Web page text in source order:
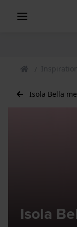
Inspiration
Isola Bella
Isola